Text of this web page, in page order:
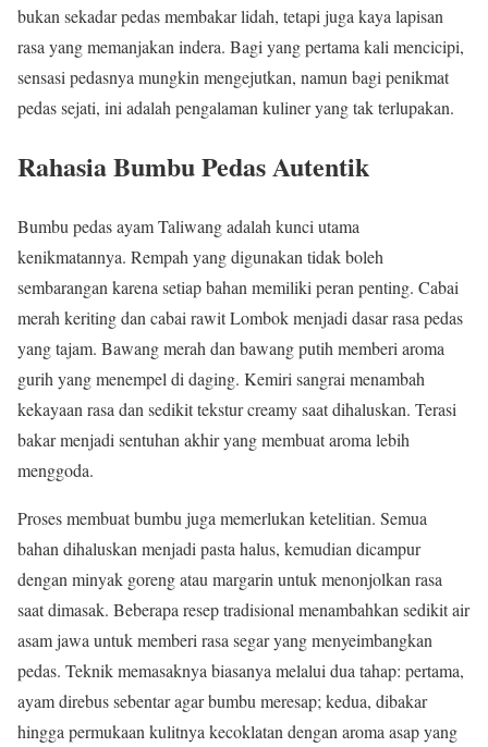
bukan sekadar pedas membakar lidah, tetapi juga kaya lapisan
rasa yang memanjakan indera. Bagi yang pertama kali mencicipi,
sensasi pedasnya mungkin mengejutkan, namun bagi penikmat
pedas sejati, ini adalah pengalaman kuliner yang tak terlupakan.
Rahasia Bumbu Pedas Autentik
Bumbu pedas ayam Taliwang adalah kunci utama
kenikmatannya. Rempah yang digunakan tidak boleh
sembarangan karena setiap bahan memiliki peran penting. Cabai
merah keriting dan cabai rawit Lombok menjadi dasar rasa pedas
yang tajam. Bawang merah dan bawang putih memberi aroma
gurih yang menempel di daging. Kemiri sangrai menambah
kekayaan rasa dan sedikit tekstur creamy saat dihaluskan. Terasi
bakar menjadi sentuhan akhir yang membuat aroma lebih
menggoda.
Proses membuat bumbu juga memerlukan ketelitian. Semua
bahan dihaluskan menjadi pasta halus, kemudian dicampur
dengan minyak goreng atau margarin untuk menonjolkan rasa
saat dimasak. Beberapa resep tradisional menambahkan sedikit air
asam jawa untuk memberi rasa segar yang menyeimbangkan
pedas. Teknik memasaknya biasanya melalui dua tahap: pertama,
ayam direbus sebentar agar bumbu meresap; kedua, dibakar
hingga permukaan kulitnya kecoklatan dengan aroma asap yang